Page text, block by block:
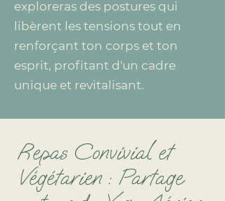
exploreras des postures qui
libèrent les tensions tout en
renforçant ton corps et ton
esprit, profitant d'un cadre
unique et revitalisant.
Repas Convivial et
Végétarien : Partage